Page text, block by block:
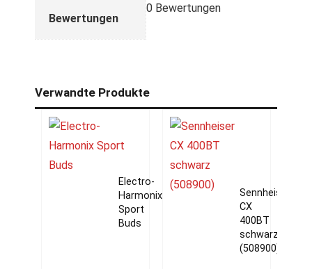
Bewertungen
0 Bewertungen
Verwandte Produkte
Electro-
Harmonix
Sport
Buds
Sennheiser
CX
400BT
schwarz
(508900)